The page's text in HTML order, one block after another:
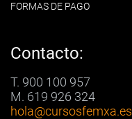
FORMAS DE PAGO
Contacto:
T. 900 100 957
M. 619 926 324
hola@cursosfemxa.es